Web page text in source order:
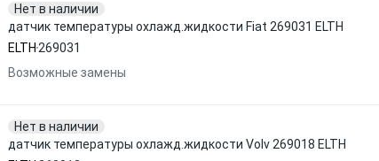
Нет в наличии
датчик температуры охлажд.жидкости Fiat 269031 ELTH
ELTH 269031
Возможные замены
Нет в наличии
датчик температуры охлажд.жидкости Volv 269018 ELTH